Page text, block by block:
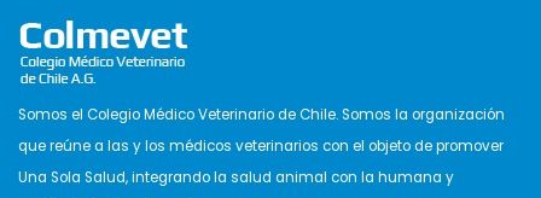
Somos el Colegio Médico Veterinario de Chile. Somos la organización
que reúne a las y los médicos veterinarios con el objeto de promover
Una Sola Salud, integrando la salud animal con la humana y